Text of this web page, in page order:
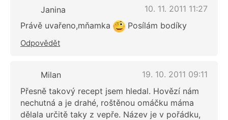
Janina
10. 11. 2011 11:27
Právě uvařeno,mňamka
Posílám bodíky
Odpovědět
Milan
19. 10. 2011 09:11
Přesně takový recept jsem hledal. Hovězí nám
nechutná a je drahé, roštěnou omáčku máma
dělala určitě taky z vepře. Název je v pořádku,